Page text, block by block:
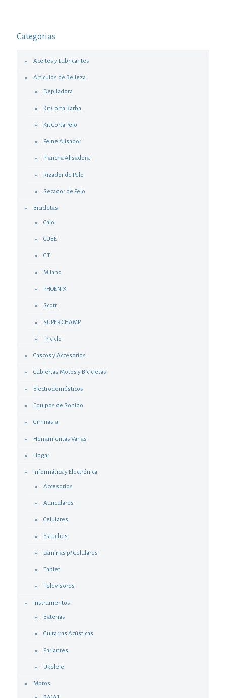
Categorias
Aceites y Lubricantes
Artículos de Belleza
Depiladora
Kit Corta Barba
Kit Corta Pelo
Peine Alisador
Plancha Alisadora
Rizador de Pelo
Secador de Pelo
Bicicletas
Caloi
CUBE
GT
Milano
PHOENIX
Scott
SUPER CHAMP
Triciclo
Cascos y Accesorios
Cubiertas Motos y Bicicletas
Electrodomésticos
Equipos de Sonido
Gimnasia
Herramientas Varias
Hogar
Informática y Electrónica
Accesorios
Auriculares
Celulares
Estuches
Láminas p/ Celulares
Tablet
Televisores
Instrumentos
Baterías
Guitarras Acústicas
Parlantes
Ukelele
Motos